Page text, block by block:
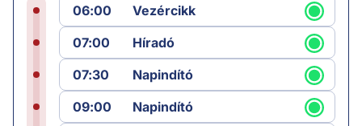
06:00
Vezércikk
07:00
Híradó
07:30
Napindító
09:00
Napindító